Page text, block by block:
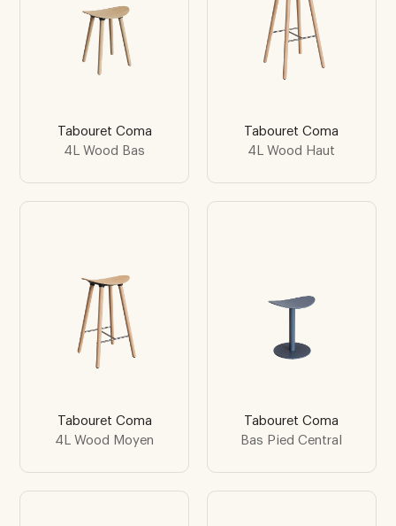
Tabouret Coma
4L Wood Bas
Tabouret Coma
4L Wood Haut
Tabouret Coma
4L Wood Moyen
Tabouret Coma
Bas Pied Central